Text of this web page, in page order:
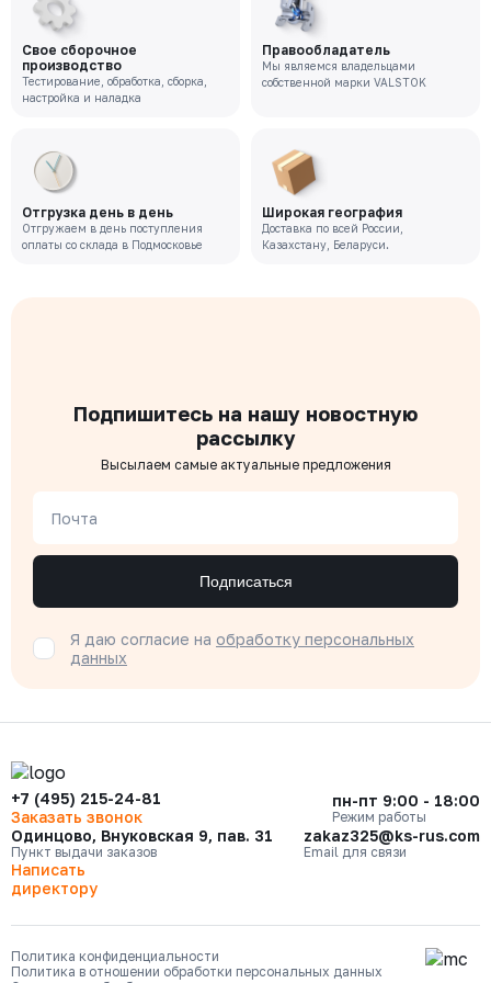
Цена с НДС
147 457 ₽
VRT-221-02-0050-PN10-M
Цена с НДС
111 905 ₽
Свое сборочное
производство
Тестирование, обработка, сборка,
настройка и наладка
Правообладатель
Мы являемся владельцами
собственной марки VALSTOK
Отгрузка день в день
Отгружаем в день поступления
оплаты со склада в Подмосковье
Широкая география
Доставка по всей России,
Казахстану, Беларуси.
Подпишитесь на нашу новостную
рассылку
Высылаем самые актуальные предложения
Почта
Подписаться
Я даю согласие на обработку персональных
данных
+7 (495) 215-24-81
Заказать звонок
пн-пт 9:00 - 18:00
Режим работы
Одинцово, Внуковская 9, пав. 31
Пункт выдачи заказов
zakaz325@ks-rus.com
Email для связи
Написать
директору
Политика конфиденциальности
Политика в отношении обработки персональных данных